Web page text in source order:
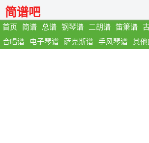
首页 简谱 总谱 钢琴谱 二胡谱 笛箫谱
合唱谱
电子琴谱 萨克斯谱 手风琴谱 其他
简谱吧